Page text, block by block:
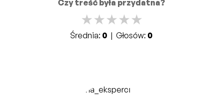
Czy treść była przydatna?
★
★
★
★
★
Średnia: 0 | Głosów: 0